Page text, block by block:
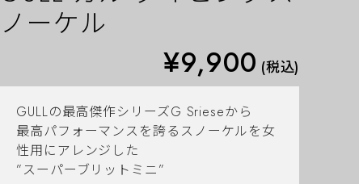
ノーケル
¥9,900 (税込)
GULLの最高傑作シリーズG Srieseから
最高パフォーマンスを誇るスノーケルを女
性用にアレンジした
”スーパーブリットミニ”